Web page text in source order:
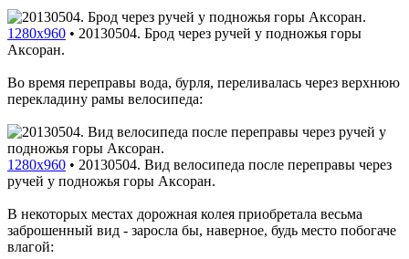
1280x960 • 20130504. Брод через ручей у подножья горы
Аксоран.
Во время переправы вода, бурля, переливалась через верхнюю
перекладину рамы велосипеда:
1280x960 • 20130504. Вид велосипеда после переправы через
ручей у подножья горы Аксоран.
В некоторых местах дорожная колея приобретала весьма
заброшенный вид - заросла бы, наверное, будь место побогаче
влагой: